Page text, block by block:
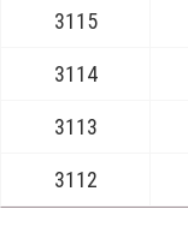
3115
3114
3113
3112